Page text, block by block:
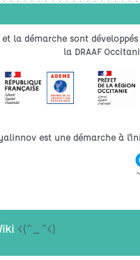
et la démarche sont
la DRAAF
est une démarche à
<(^_^<)